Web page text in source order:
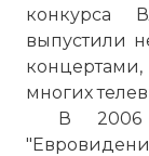
конкурса
выпустили
многих
В 2006